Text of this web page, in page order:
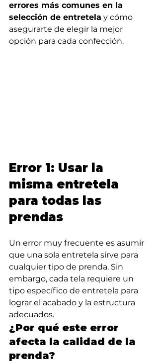
errores más comunes en la
selección de entretela y cómo
asegurarte de elegir la mejor
opción para cada confección.
Error 1: Usar la
misma entretela
para todas las
prendas
Un error muy frecuente es asumir
que una sola entretela sirve para
cualquier tipo de prenda. Sin
embargo, cada tela requiere un
tipo específico de entretela para
lograr el acabado y la estructura
adecuados.
¿Por qué este error
afecta la calidad de la
prenda?